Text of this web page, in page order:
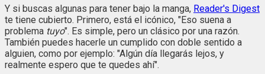
Y si buscas algunas para tener bajo la manga, Reader's Digest
te tiene cubierto. Primero, está el icónico, "Eso suena a
problema tuyo". Es simple, pero un clásico por una razón.
También puedes hacerle un cumplido con doble sentido a
alguien, como por ejemplo: "Algún día llegarás lejos, y
realmente espero que te quedes ahí".